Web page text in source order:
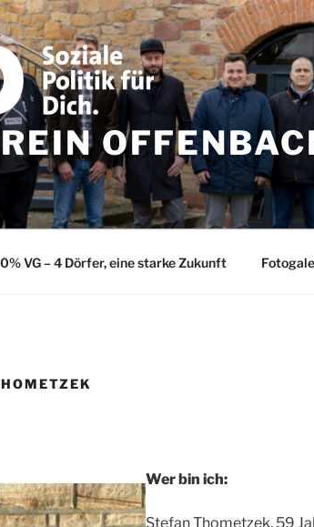
VG – 4 Dörfer, eine starke Zukunft
Wer bin ich:
Stefan Thometzek, 59